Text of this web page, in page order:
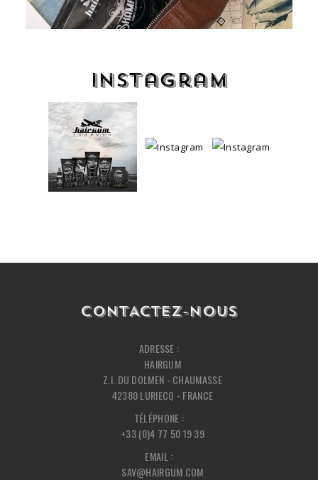
Instagram
CONTACTEZ-NOUS
ADRESSE :
HAIRGUM
Z.I. DU DOLMEN - CHAUMASSE
42380 LURIECQ - FRANCE
TÉLÉPHONE :
+33 (0)4 77 50 19 39
EMAIL :
SAV@HAIRGUM.COM